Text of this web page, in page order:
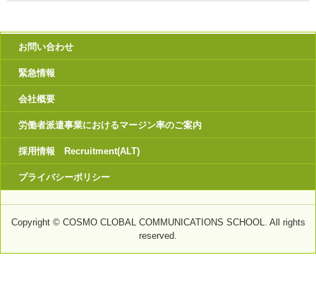
お問い合わせ
緊急情報
会社概要
労働者派遣事業におけるマージン率のご案内
採用情報 Recruitment(ALT)
プライバシーポリシー
Copyright © COSMO CLOBAL COMMUNICATIONS SCHOOL. All rights
reserved.